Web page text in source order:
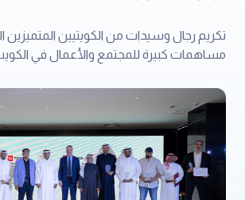
تكريم رجال وسيدات من الكويتيين المتميزين
مساهمات كبيرة للمجتمع والأعمال في